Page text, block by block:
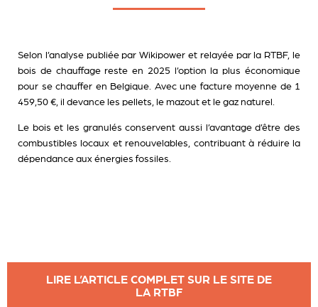
Selon l’analyse publiée par Wikipower et relayée par la RTBF, le
bois de chauffage reste en 2025 l’option la plus économique
pour se chauffer en Belgique. Avec une facture moyenne de 1
459,50 €, il devance les pellets, le mazout et le gaz naturel.
Le bois et les granulés conservent aussi l’avantage d’être des
combustibles locaux et renouvelables, contribuant à réduire la
dépendance aux énergies fossiles.
LIRE L’ARTICLE COMPLET SUR LE SITE DE
LA RTBF